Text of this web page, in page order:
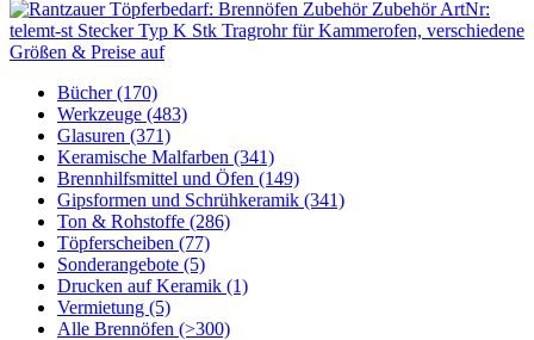
Bücher(170)
Werkzeuge (483)
Glasuren (371)
Keramische Malfarben (341)
Brennhilfsmittel und Öfen (149)
Gipsformen und Schrühkeramik (341)
Ton & Rohstoffe (286)
Töpferscheiben (77)
Sonderangebote (5)
Drucken auf Keramik (1)
Vermietung (5)
Alle Brennöfen (>300)